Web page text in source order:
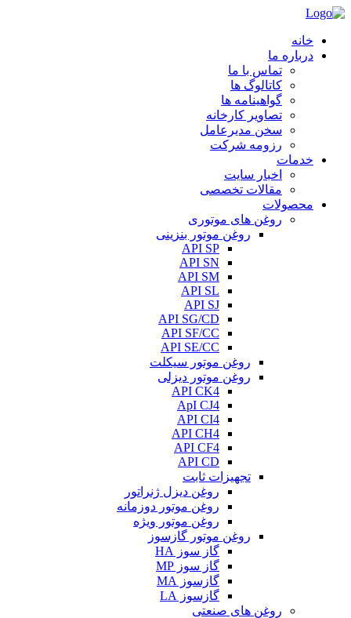
خانه
درباره ما
تماس با ما
کاتالوگ ها
گواهینامه ها
تصاویر کارخانه
سخن مدیرعامل
رزومه شرکت
خدمات
اخبار سایت
مقالات تخصصی
محصولات
روغن های موتوری
روغن موتور بنزینی
API SP
API SN
API SM
API SL
API SJ
API SG/CD
API SF/CC
API SE/CC
روغن موتور سیکلت
روغن موتور دیزلی
API CK4
ApI CJ4
API CI4
API CH4
API CF4
API CD
تجهیزات ثابت
روغن دیزل ژنراتور
روغن موتور دوزمانه
روغن موتور ویژه
روغن موتور گازسوز
گاز سوز HA
گاز سوز MP
گازسوز MA
گازسوز LA
روغن های صنعتی